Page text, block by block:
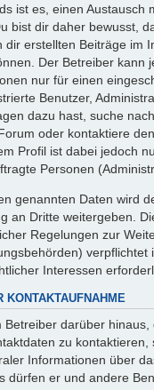
ist es, einen Austausch
bist dir daher bewusst,
dir erstellten Beiträge im
Der Betreiber kann
nur für einen
Benutzer,
dazu hast, suche
oder kontaktiere
Profil ist dabei jedoch
Personen
genannten Daten wird
an Dritte weitergeben.
Regelungen zur
verpflichtet
Interessen
KONTAKTAUFNAHME
Betreiber darüber
zu kontaktieren,
Informationen über
dürfen er und andere